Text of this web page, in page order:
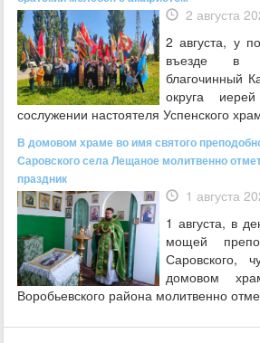
2 августа
2 августа, у
въезде в
благочинный
округа
сослужении настоятеля Успенского
В домовом храме во имя святого
Саровского села Лещаное молитвенно
праздник
1 августа
1 августа, в
мощей
Саровского,
домовом
Воробьевского района молитвенно